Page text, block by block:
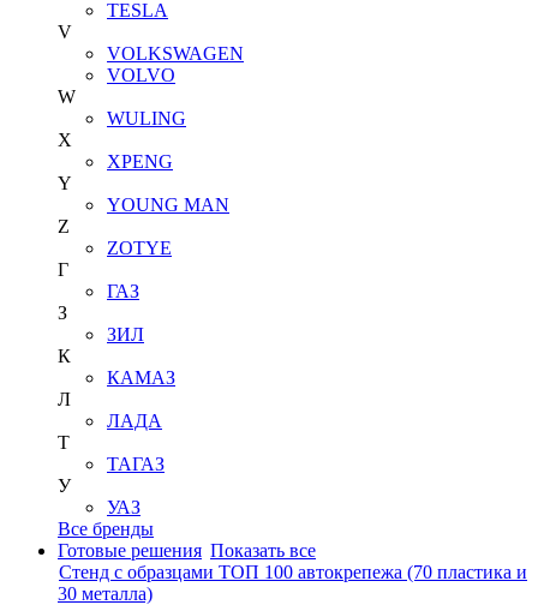
TESLA
V
VOLKSWAGEN
VOLVO
W
WULING
X
XPENG
Y
YOUNG MAN
Z
ZOTYE
Г
ГАЗ
З
ЗИЛ
К
КАМАЗ
Л
ЛАДА
Т
ТАГАЗ
У
УАЗ
Все бренды
Готовые решения Показать все
Стенд с образцами ТОП 100 автокрепежа (70 пластика и
30 металла)